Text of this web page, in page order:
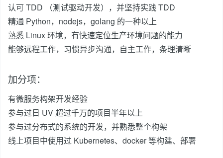
认可 TDD （测试驱动开发），并坚持实践 TDD
精通 Python，nodejs，golang 的一种以上
熟悉 Linux 环境，有快速定位生产环境问题的能力
能够远程工作，习惯异步沟通，自主工作，条理清晰
加分项：
有微服务构架开发经验
参与过日 UV 超过千万的项目半年以上
参与过分布式的系统的开发，并熟悉整个构架
线上项目中使用过 Kubernetes、docker 等构建、部署